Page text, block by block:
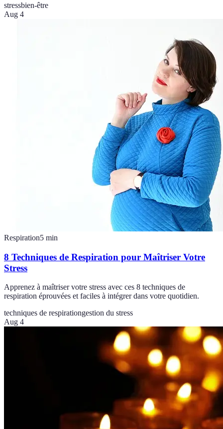
stressbien-être
Aug 4
Respiration5 min
8 Techniques de Respiration pour Maîtriser Votre
Stress
Apprenez à maîtriser votre stress avec ces 8 techniques de
respiration éprouvées et faciles à intégrer dans votre quotidien.
techniques de respirationgestion du stress
Aug 4